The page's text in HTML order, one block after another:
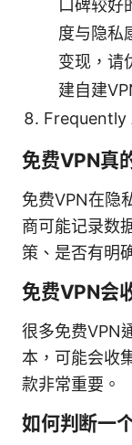
口碑较好
度与隐私
变现，请
建自建
Frequently
免费VPN真
免费VPN在隐
商可能记录数
策、是否有明
免费VPN会
很多免费VPN
本，可能会收
款非常重要。
如何判断一